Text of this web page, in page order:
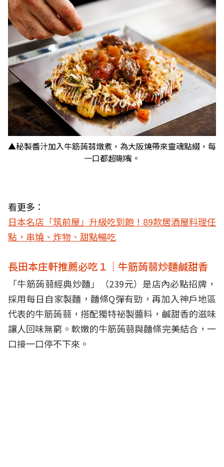
▲秘製醬汁加入牛筋蒟蒻燉煮，為大阪燒帶來靈魂點綴，每
一口都超唰嘴。
看更多：
日本名店「筑前屋」升級吃到飽！89款居酒屋料理任
點，串燒、炸物、甜點暢吃
長田本庄軒推薦必吃１｜牛筋蒟蒻炒麵鹹甜香
「牛筋蒟蒻經典炒麵」（239元）是店內必點招牌，
採用每日自家製麵，麵條Q彈有勁，再加入神戶地區
代表的牛筋蒟蒻，搭配獨特祕製醬料，鹹甜香的滋味
讓人回味無窮。軟嫩的牛筋蒟蒻與麵條完美結合，一
口接一口停不下來。